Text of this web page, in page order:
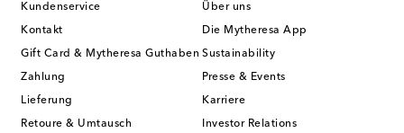
Kundenservice
Kontakt
Gift Card & Mytheresa Guthaben
Zahlung
Lieferung
Retoure & Umtausch
Über uns
Die Mytheresa App
Sustainability
Presse & Events
Karriere
Investor Relations